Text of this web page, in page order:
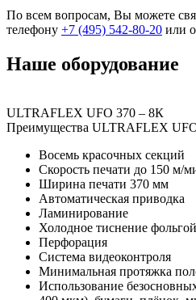
По всем вопросам, Вы можете
телефону +7 (495) 542-80-20 или
Наше оборудование
ULTRAFLEX UFO 370 – 8К
Преимущества ULTRAFLEX
Восемь красочных секций
Скорость печати до 150 м/
Ширина печати 370 мм
Автоматическая приводка
Ламинирование
Холодное тиснение фольгой
Перфорация
Система видеоконтроля
Минимальная протяжка
Использование